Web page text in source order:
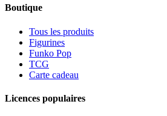
Boutique
Tous les produits
Figurines
Funko Pop
TCG
Carte cadeau
Licences populaires